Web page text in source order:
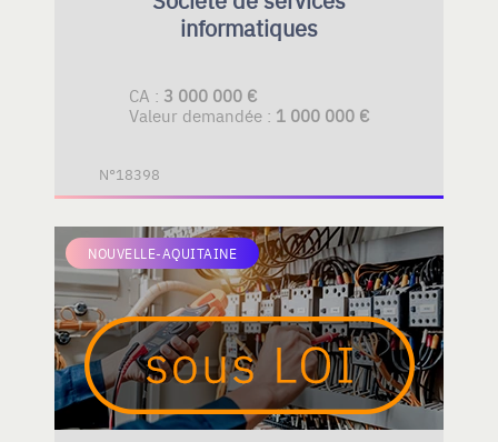
informatiques
CA : 3 000 000 €
Valeur demandée : 1 000 000 €
N°18398
NOUVELLE-AQUITAINE